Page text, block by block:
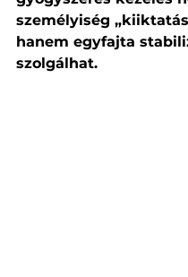
személyiség
hanem egyfajta
szolgálhat.